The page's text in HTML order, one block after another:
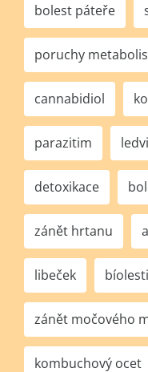
bolest páteře
poruchy
cannabidiol
parazitim
detoxikace
zánět hrtanu
libeček
zánět močového
kombuchový ocet